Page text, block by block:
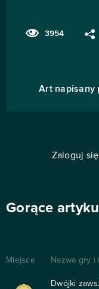
3954
Art napisany
Zaloguj
Gorące
Miejsce Nazwa gry i
Dwójki